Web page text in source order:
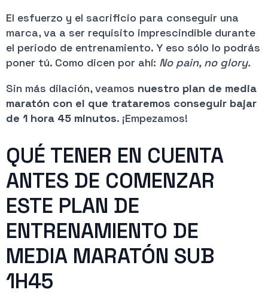
El esfuerzo y el sacrificio para conseguir una
marca, va a ser requisito imprescindible durante
el periodo de entrenamiento. Y eso sólo lo podrás
poner tú. Como dicen por ahí: No pain, no glory.
Sin más dilación, veamos nuestro plan de media
maratón con el que trataremos conseguir bajar
de 1 hora 45 minutos. ¡Empezamos!
QUÉ TENER EN CUENTA
ANTES DE COMENZAR
ESTE PLAN DE
ENTRENAMIENTO DE
MEDIA MARATÓN SUB
1H45